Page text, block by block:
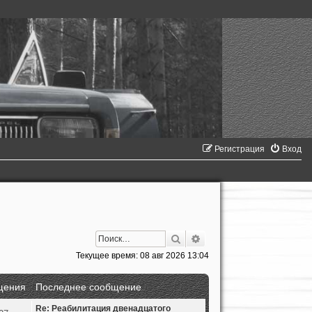
Вход
Регистрация
Поиск
Текущее время: 08 авг 2026 13:04
Последнее сообщение
Re: Реабилитация двенадцатого